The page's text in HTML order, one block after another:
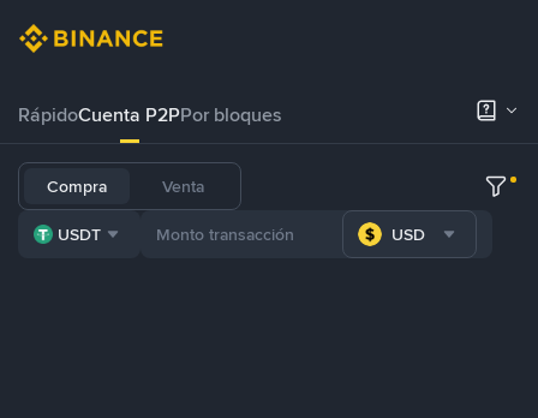
RápidoCuenta P2PPor bloques
Compra Venta
USDT USD